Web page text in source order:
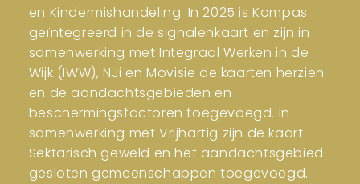
en Kindermishandeling. In 2025 is Kompas
geïntegreerd in de signalenkaart en zijn in
samenwerking met Integraal Werken in de
Wijk (IWW), NJi en Movisie de kaarten herzien
en de aandachtsgebieden en
beschermingsfactoren toegevoegd. In
samenwerking met Vrijhartig zijn de kaart
Sektarisch geweld en het aandachtsgebied
gesloten gemeenschappen toegevoegd.